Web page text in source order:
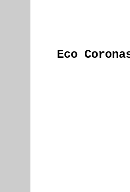
Eco